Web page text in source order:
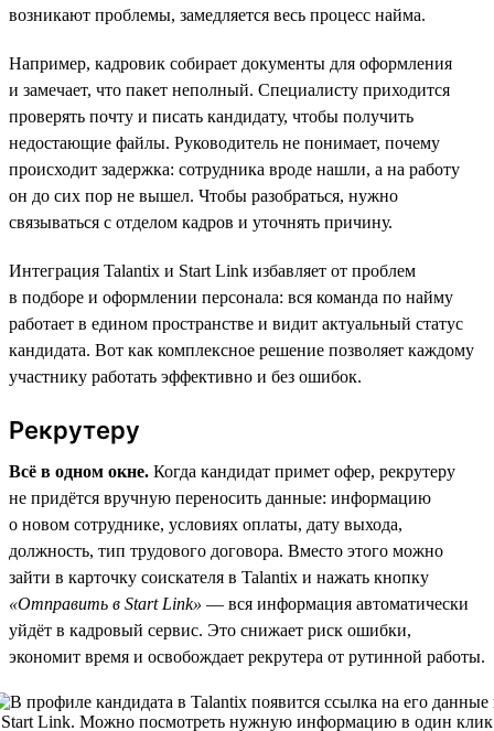
возникают проблемы, замедляется весь процесс найма.
Например, кадровик собирает документы для оформления
и замечает, что пакет неполный. Специалисту приходится
проверять почту и писать кандидату, чтобы получить
недостающие файлы. Руководитель не понимает, почему
происходит задержка: сотрудника вроде нашли, а на работу
он до сих пор не вышел. Чтобы разобраться, нужно
связываться с отделом кадров и уточнять причину.
Интеграция Talantix и Start Link избавляет от проблем
в подборе и оформлении персонала: вся команда по найму
работает в едином пространстве и видит актуальный статус
кандидата. Вот как комплексное решение позволяет каждому
участнику работать эффективно и без ошибок.
Рекрутеру
Всё в одном окне. Когда кандидат примет офер, рекрутеру
не придётся вручную переносить данные: информацию
о новом сотруднике, условиях оплаты, дату выхода,
должность, тип трудового договора. Вместо этого можно
зайти в карточку соискателя в Talantix и нажать кнопку
«Отправить в Start Link» — вся информация автоматически
уйдёт в кадровый сервис. Это снижает риск ошибки,
экономит время и освобождает рекрутера от рутинной работы.